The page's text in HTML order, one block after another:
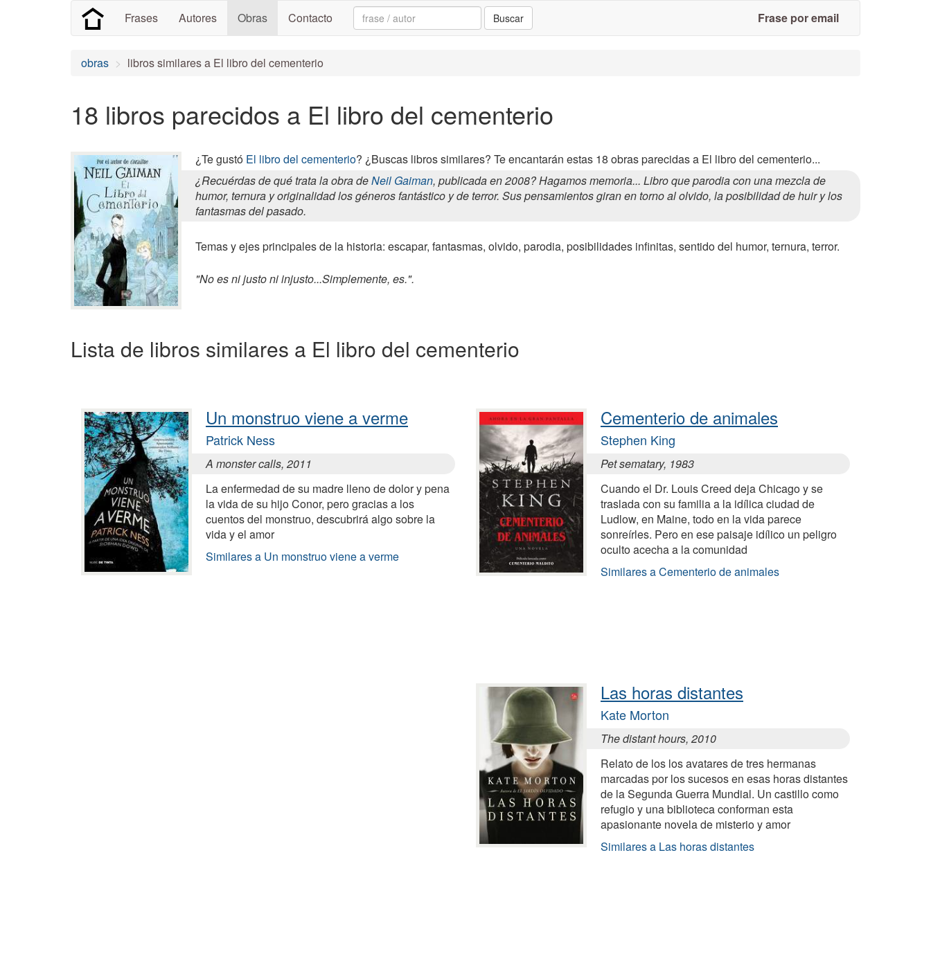
Frases Autores Obras Contacto Search: Buscar Frase por email
obras libros similares a El libro del cementerio
18 libros parecidos a El libro del cementerio
¿Te gustó El libro del cementerio? ¿Buscas libros similares? Te encantarán estas 18 obras parecidas a El libro del cementerio...
¿Recuérdas de qué trata la obra deNeil Gaiman, publicada en 2008? Hagamos memoria... Libro que parodia con una mezcla de
humor, ternura y originalidad los géneros fantástico y de terror. Sus pensamientos giran en torno al olvido, la posibilidad de huir y los
fantasmas del pasado.
Temas y ejes principales de la historia: escapar, fantasmas, olvido, parodia, posibilidades infinitas, sentido del humor, ternura, terror.
"No es ni justo ni injusto...Simplemente, es.".
Lista de libros similares a El libro del cementerio
Un monstruo viene a verme
Patrick Ness
A monster calls, 2011
La enfermedad de su madre lleno de dolor y pena
la vida de su hijo Conor, pero gracias a los
cuentos del monstruo, descubrirá algo sobre la
vida y el amor
Similares a Un monstruo viene a verme
Cementerio de animales
Stephen King
Pet sematary, 1983
Cuando el Dr. Louis Creed deja Chicago y se
traslada con su familia a la idílica ciudad de
Ludlow, en Maine, todo en la vida parece
sonreírles. Pero en ese paisaje idílico un peligro
oculto acecha a la comunidad
Similares a Cementerio de animales
Las horas distantes
Kate Morton
The distant hours, 2010
Relato de los los avatares de tres hermanas
marcadas por los sucesos en esas horas distantes
de la Segunda Guerra Mundial. Un castillo como
refugio y una biblioteca conforman esta
apasionante novela de misterio y amor
Similares a Las horas distantes